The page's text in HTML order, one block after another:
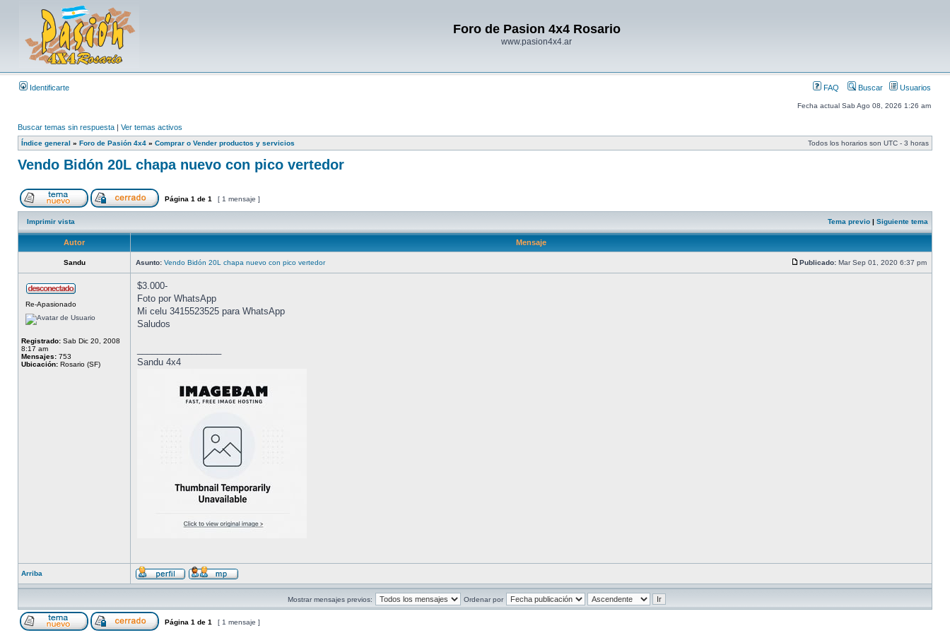
Foro de Pasion 4x4 Rosario
www.pasion4x4.ar
Identificarte FAQ Buscar Usuarios
Fecha actual Sab Ago 08, 2026 1:26 am
Buscar temas sin respuesta | Ver temas activos
Índice general » Foro de Pasión 4x4 » Comprar o Vender productos y servicios Todos los horarios son UTC - 3 horas
Vendo Bidón 20L chapa nuevo con pico vertedor
Página 1 de 1 [ 1 mensaje ]
Imprimir vista Tema previo | Siguiente tema
Autor Mensaje
Sandu Asunto: Vendo Bidón 20L chapa nuevo con pico vertedor Publicado: Mar Sep 01, 2020 6:37 pm
Re-Apasionado
Registrado: Sab Dic 20, 2008
8:17 am
Mensajes: 753
Ubicación: Rosario (SF)
$3.000-
Foto por WhatsApp
Mi celu 3415523525 para WhatsApp
Saludos
Sandu 4x4
Arriba
Mostrar mensajes previos: Ordenar por
Página 1 de 1 [ 1 mensaje ]